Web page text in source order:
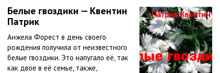
Белые гвоздики — Квентин
Патрик
Анжела Форест в день своего
рождения получила от неизвестного
белые гвоздики. Это напугало её, так
как двое в её семье, также,